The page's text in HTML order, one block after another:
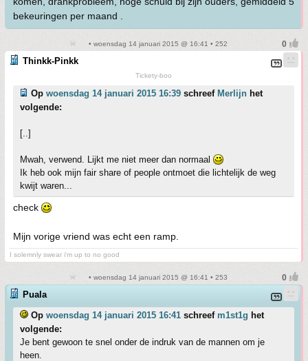
bekeuringen per maand .
• woensdag 14 januari 2015 @ 16:41 • 252
Thinkk-Pinkk
Tickety-boo
Op woensdag 14 januari 2015 16:39 schreef Merlijn het
volgende:
[..]
Mwah, verwend. Lijkt me niet meer dan normaal
Ik heb ook mijn fair share of people ontmoet die lichtelijk de weg
kwijt waren...
check
Mijn vorige vriend was echt een ramp.
I solemnly swear i'm up to no good
• woensdag 14 januari 2015 @ 16:41 • 253
Puala
Op woensdag 14 januari 2015 16:41 schreef m1st1g het
volgende:
Je bent gewoon te snel onder de indruk van de mannen om je
heen.